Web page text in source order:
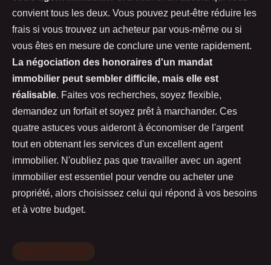
convient tous les deux. Vous pouvez peut-être réduire les
frais si vous trouvez un acheteur par vous-même ou si
vous êtes en mesure de conclure une vente rapidement.
La négociation des honoraires d'un mandat
immobilier peut sembler difficile, mais elle est
réalisable. Faites vos recherches, soyez flexible,
demandez un forfait et soyez prêt à marchander. Ces
quatre astuces vous aideront à économiser de l'argent
tout en obtenant les services d'un excellent agent
immobilier. N'oubliez pas que travailler avec un agent
immobilier est essentiel pour vendre ou acheter une
propriété, alors choisissez celui qui répond à vos besoins
et à votre budget.
Aspects financiers